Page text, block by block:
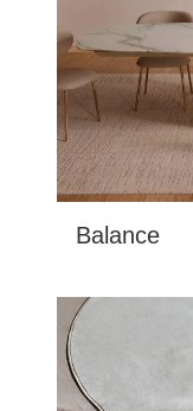
Balance